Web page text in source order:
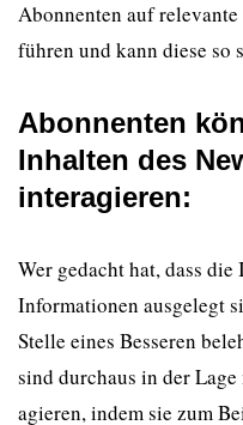
Abonnenten auf
führen und kann diese so
Abonnenten
Inhalten des
interagieren:
Wer gedacht hat, dass
Informationen ausgelegt
Stelle eines Besseren
sind durchaus in der
agieren, indem sie zum